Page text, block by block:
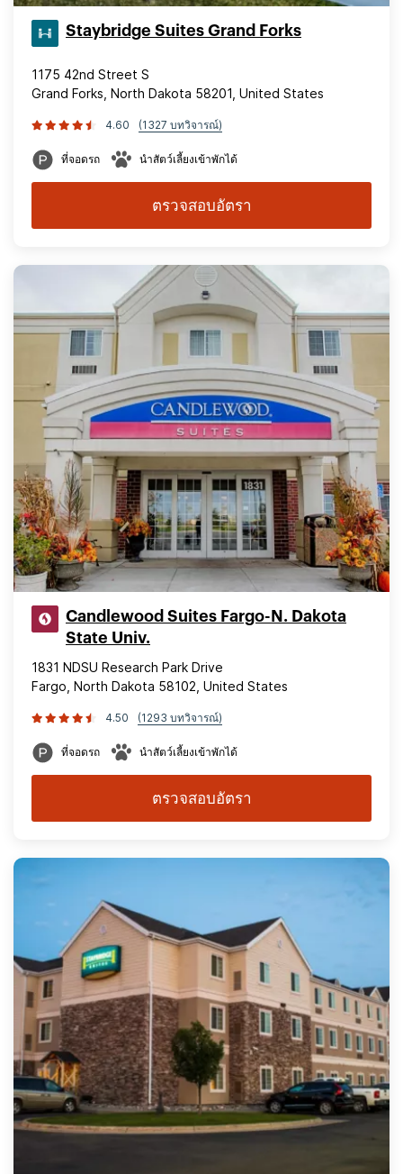
Staybridge Suites Grand Forks
1175 42nd Street S
Grand Forks, North Dakota 58201, United States
4.60 (1327 บทวิจารณ์)
ที่จอดรถ นำสัตว์เลี้ยงเข้าพักได้
ตรวจสอบอัตรา
Candlewood Suites Fargo-N. Dakota
State Univ.
1831 NDSU Research Park Drive
Fargo, North Dakota 58102, United States
4.50 (1293 บทวิจารณ์)
ที่จอดรถ นำสัตว์เลี้ยงเข้าพักได้
ตรวจสอบอัตรา